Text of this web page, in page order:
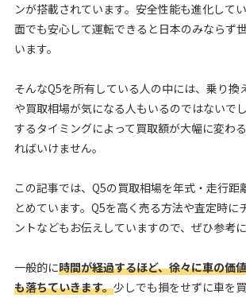
ンが搭載されています。安全性能も進化して
面でも安心して運転できると日本のみならず
います。
そんなQ5を所有している人の中には、乗り換
や買取相場が気になる人もいるのではないで
するタイミングによって買取額が大幅に変わ
ればいけません。
この記事では、Q5の買取相場を年式・走行距
とめています。Q5を高く売る方法や査定時に
ントなどもお伝えしていますので、ぜひ参考
一般的に時間が経過するほど、徐々に車の価
も落ちていきます。少しでも損をせずに車を